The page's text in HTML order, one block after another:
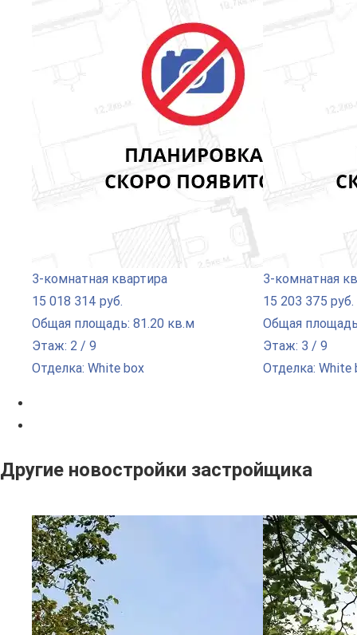
3-комнатная квартира
15 018 314 руб.
Общая площадь: 81.20 кв.м
Этаж: 2 / 9
Отделка: White box
3-комнатная
15 203 375 руб.
Общая
Этаж: 3 / 9
Отделка: White
Другие новостройки застройщика